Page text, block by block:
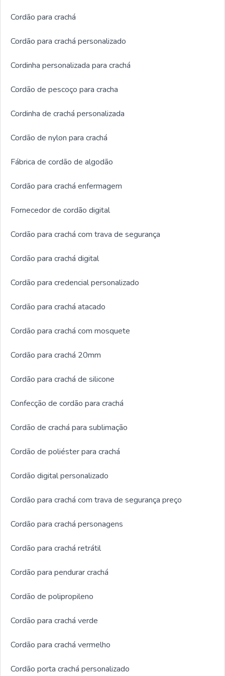
Cordão para crachá
Cordão para crachá personalizado
Cordinha personalizada para crachá
Cordão de pescoço para cracha
Cordinha de crachá personalizada
Cordão de nylon para crachá
Fábrica de cordão de algodão
Cordão para crachá enfermagem
Fornecedor de cordão digital
Cordão para crachá com trava de segurança
Cordão para crachá digital
Cordão para credencial personalizado
Cordão para crachá atacado
Cordão para crachá com mosquete
Cordão para crachá 20mm
Cordão para crachá de silicone
Confecção de cordão para crachá
Cordão de crachá para sublimação
Cordão de poliéster para crachá
Cordão digital personalizado
Cordão para crachá com trava de segurança preço
Cordão para crachá personagens
Cordão para crachá retrátil
Cordão para pendurar crachá
Cordão de polipropileno
Cordão para crachá verde
Cordão para crachá vermelho
Cordão porta crachá personalizado